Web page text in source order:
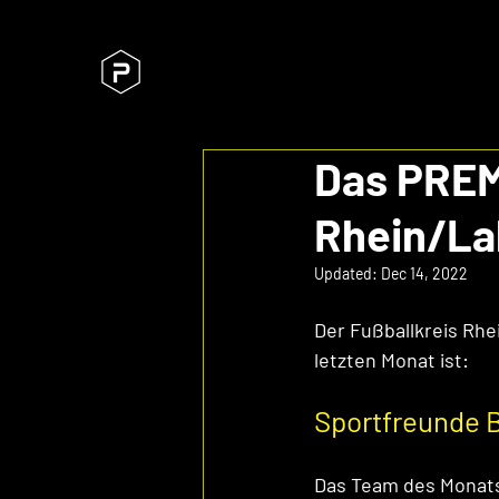
Das
Rhein/
Updated: Dec 14, 2022
Der Fußballkreis
letzten Monat ist:
Sportfreunde
Das Team des